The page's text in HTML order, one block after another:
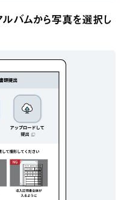
ルバムから写真を選択し